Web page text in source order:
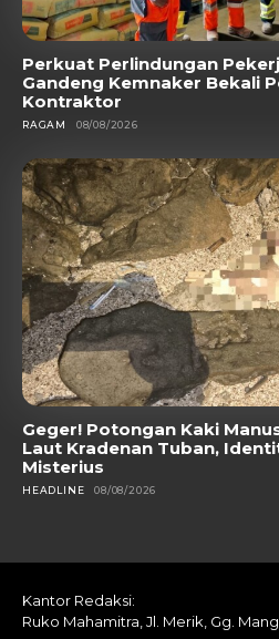
Perkuat Perlindungan
Gandeng Kemnaker Bekali
Kontraktor
RAGAM 08/08/2026
Geger! Potongan Kaki
Laut Kradenan Tuban,
Misterius
HEADLINE 08/08/2026
Kantor Redaksi:
Ruko Mahamitra, Jl. Merik, Gg.